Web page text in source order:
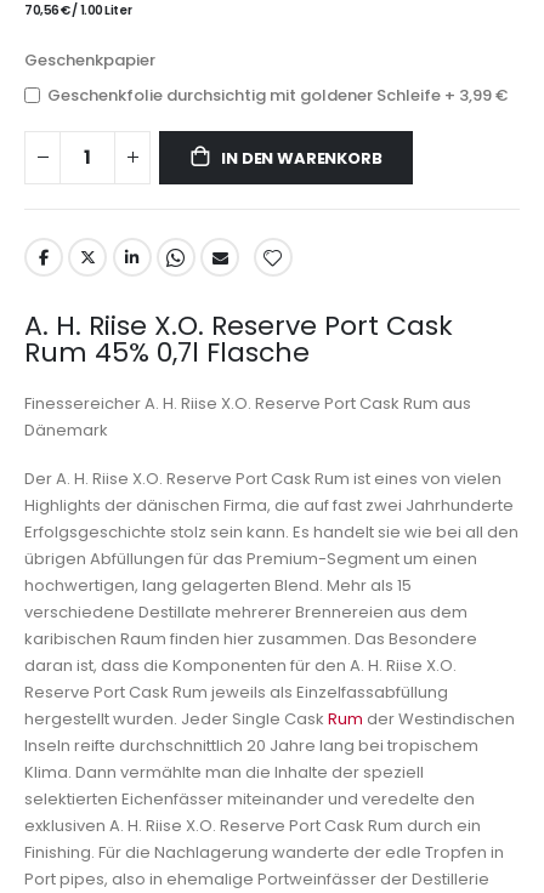
70,56 €/1.00 Liter
Geschenkpapier
Geschenkfolie durchsichtig mit goldener Schleife + 3,99 €
IN DEN WARENKORB
A. H. Riise X.O. Reserve Port Cask
Rum 45% 0,7l Flasche
Finessereicher A. H. Riise X.O. Reserve Port Cask Rum aus
Dänemark
Der A. H. Riise X.O. Reserve Port Cask Rum ist eines von vielen
Highlights der dänischen Firma, die auf fast zwei Jahrhunderte
Erfolgsgeschichte stolz sein kann. Es handelt sie wie bei all den
übrigen Abfüllungen für das Premium-Segment um einen
hochwertigen, lang gelagerten Blend. Mehr als 15
verschiedene Destillate mehrerer Brennereien aus dem
karibischen Raum finden hier zusammen. Das Besondere
daran ist, dass die Komponenten für den A. H. Riise X.O.
Reserve Port Cask Rum jeweils als Einzelfassabfüllung
hergestellt wurden. Jeder Single Cask Rum der Westindischen
Inseln reifte durchschnittlich 20 Jahre lang bei tropischem
Klima. Dann vermählte man die Inhalte der speziell
selektierten Eichenfässer miteinander und veredelte den
exklusiven A. H. Riise X.O. Reserve Port Cask Rum durch ein
Finishing. Für die Nachlagerung wanderte der edle Tropfen in
Port pipes, also in ehemalige Portweinfässer der Destillerie